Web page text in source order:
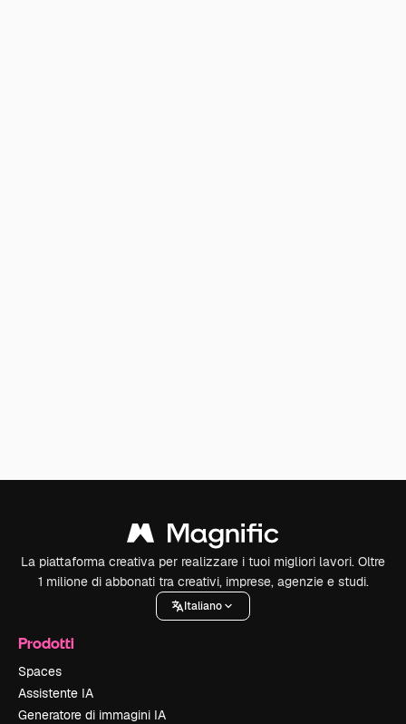
La piattaforma creativa per realizzare i tuoi migliori lavori. Oltre
1 milione di abbonati tra creativi, imprese, agenzie e studi.
Italiano
Prodotti
Spaces
Assistente IA
Generatore di immagini IA